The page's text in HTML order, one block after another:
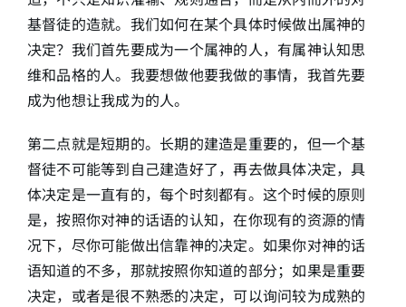
基督徒的造就。我们如何在某个具体时候做出属神的
决定？我们首先要成为一个属神的人，有属神认知思
维和品格的人。我要想做他要我做的事情，我首先要
成为他想让我成为的人。
第二点就是短期的。长期的建造是重要的，但一个基
督徒不可能等到自己建造好了，再去做具体决定，具
体决定是一直有的，每个时刻都有。这个时候的原则
是，按照你对神的话语的认知，在你现有的资源的情
况下，尽你可能做出信靠神的决定。如果你对神的话
语知道的不多，那就按照你知道的部分；如果是重要
决定，或者是很不熟悉的决定，可以询问较为成熟的